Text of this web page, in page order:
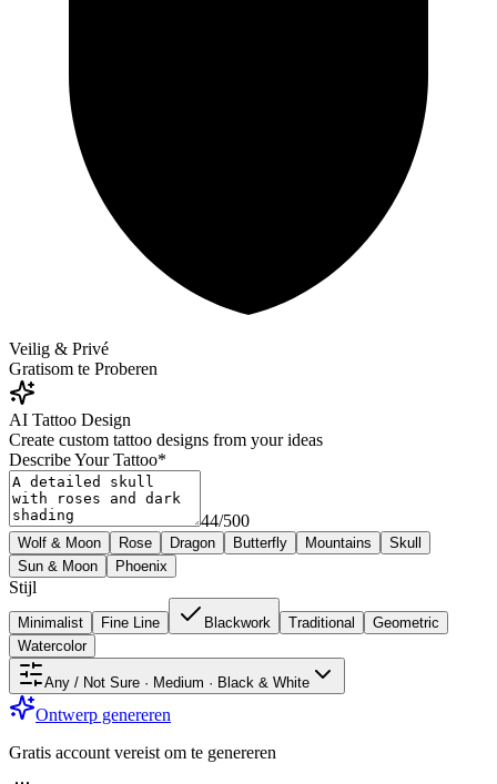
Veilig & Privé
Gratisom te Proberen
AI Tattoo Design
Create custom tattoo designs from your ideas
Describe Your Tattoo*
44/500
Wolf & Moon Rose Dragon Butterfly Mountains
Skull
Sun & Moon
Phoenix
Stijl
Minimalist Fine Line Blackwork Traditional
Geometric
Watercolor
Any / Not Sure · Medium · Black & White
Ontwerp genereren
Gratis account vereist om te genereren